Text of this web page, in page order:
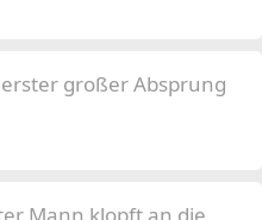
großer Absprung